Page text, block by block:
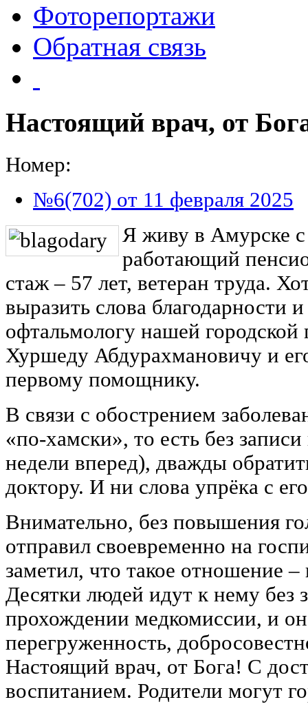
Фоторепортажи
Обратная связь
Настоящий врач, от
Номер:
№6(702) от 11 февраля 2025
Я живу в Амурске с
работающий
стаж – 57 лет, ветеран труда.
выразить слова благодарности
офтальмологу нашей
Хуршеду Абдурахмановичу и
первому помощнику.
В связи с обострением
«по-хамски», то есть без
недели вперед), дважды
доктору. И ни слова упрёка с
Внимательно, без повышения
отправил своевременно на
заметил, что такое отношение ‒
Десятки людей идут к нему без
прохождении медкомиссии, и
перегруженность,
Настоящий врач, от Бога! С
воспитанием. Родители могут